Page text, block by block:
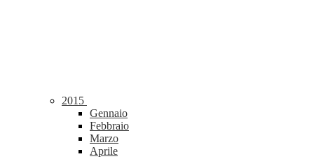
2015
Gennaio
Febbraio
Marzo
Aprile